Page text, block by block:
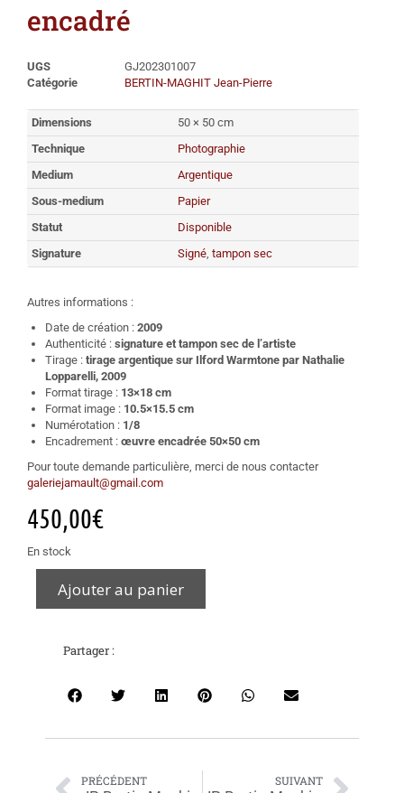
encadré
UGS
GJ202301007
Catégorie
BERTIN-MAGHIT Jean-Pierre
Dimensions
50 × 50 cm
Technique
Photographie
Medium
Argentique
Sous-medium
Papier
Statut
Disponible
Signature
Signé, tampon sec
Autres informations :
Date de création : 2009
Authenticité : signature et tampon sec de l’artiste
Tirage : tirage argentique sur Ilford Warmtone par Nathalie
Lopparelli, 2009
Format tirage : 13×18 cm
Format image : 10.5×15.5 cm
Numérotation : 1/8
Encadrement : œuvre encadrée 50×50 cm
Pour toute demande particulière, merci de nous contacter
galeriejamault@gmail.com
450,00€
En stock
Ajouter au panier
Partager :
PRÉCÉDENT SUIVANT